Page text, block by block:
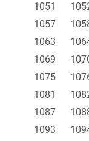
1051
1057
1063
1069
1075
1081
1087
1093